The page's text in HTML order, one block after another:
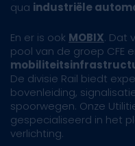
qua industriële
En er is ook MOBIX. Dat
pool van de groep CFE
De divisie Rail biedt
bovenleiding,
spoorwegen. Onze
gespecialiseerd in het
verlichting.